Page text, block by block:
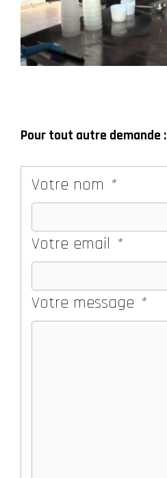
Pour tout autre demande :
Votre nom *
Votre email *
Votre message *